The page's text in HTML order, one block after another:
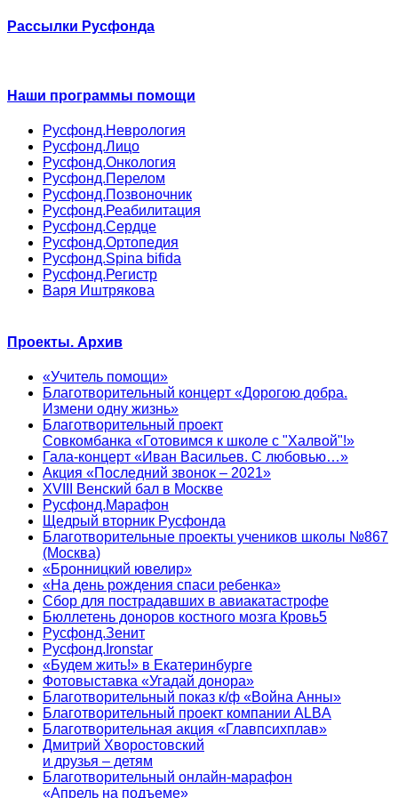
Рассылки Русфонда
Наши программы помощи
Русфонд.Неврология
Русфонд.Лицо
Русфонд.Онкология
Русфонд.Перелом
Русфонд.Позвоночник
Русфонд.Реабилитация
Русфонд.Сердце
Русфонд.Ортопедия
Русфонд.Spina bifida
Русфонд.Регистр
Варя Иштрякова
Проекты. Архив
«Учитель помощи»
Благотворительный концерт «Дорогою добра.
Измени одну жизнь»
Благотворительный проект
Совкомбанка «Готовимся к школе с "Халвой"!»
Гала-концерт «Иван Васильев. С любовью…»
Акция «Последний звонок – 2021»
XVIII Венский бал в Москве
Русфонд.Марафон
Щедрый вторник Русфонда
Благотворительные проекты учеников школы №867
(Москва)
«Бронницкий ювелир»
«На день рождения спаси ребенка»
Сбор для пострадавших в авиакатастрофе
Бюллетень доноров костного мозга Кровь5
Русфонд.Зенит
Русфонд.Ironstar
«Будем жить!» в Екатеринбурге
Фотовыставка «Угадай донора»
Благотворительный показ к/ф «Война Анны»
Благотворительный проект компании ALBA
Благотворительная акция «Главпсихплав»
Дмитрий Хворостовский
и друзья – детям
Благотворительный онлайн‑марафон
«Апрель на подъеме»